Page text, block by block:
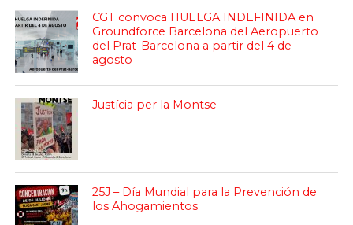
CGT convoca HUELGA INDEFINIDA en
Groundforce Barcelona del Aeropuerto
del Prat-Barcelona a partir del 4 de
agosto
Justícia per la Montse
25J – Día Mundial para la Prevención de
los Ahogamientos